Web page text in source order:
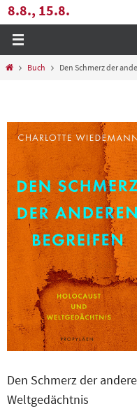
8.8., 15.8.
StartBuch Den Schmerz der
Den Schmerz der
Weltgedächtnis